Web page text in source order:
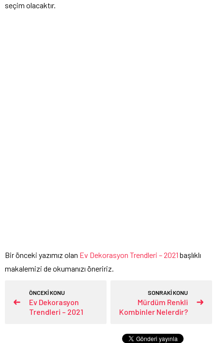
seçim olacaktır.
Bir önceki yazımız olan Ev Dekorasyon Trendleri – 2021 başlıklı
makalemizi de okumanızı öneririz.
ÖNCEKİ KONU
Ev Dekorasyon
Trendleri – 2021
SONRAKİ KONU
Mürdüm Renkli
Kombinler Nelerdir?